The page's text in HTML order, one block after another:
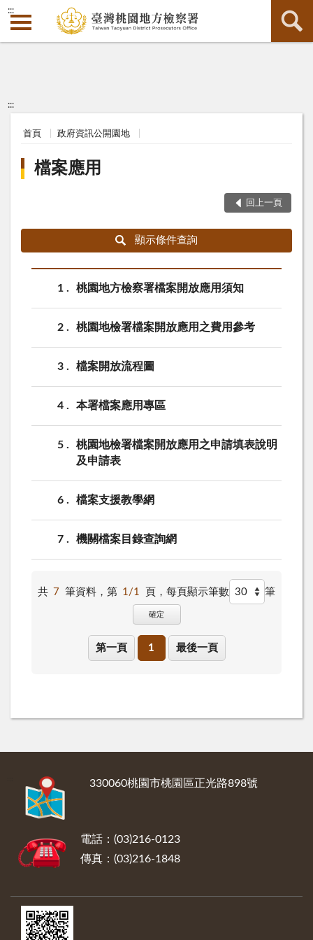
:::
:::
首頁 政府資訊公開園地
檔案應用
回上一頁
顯示條件查詢
1 桃園地方檢察署檔案開放應用須知
2 桃園地檢署檔案開放應用之費用參考
3 檔案開放流程圖
4 本署檔案應用專區
5
桃園地檢署檔案開放應用之申請填表說明
及申請表
6 檔案支援教學網
7 機關檔案目錄查詢網
共 7 筆資料，第 1/1 頁， 每頁顯示筆數 筆
確定
第一頁 1 最後一頁
330060桃園市桃園區正光路898號
電話：(03)216-0123
傳真：(03)216-1848